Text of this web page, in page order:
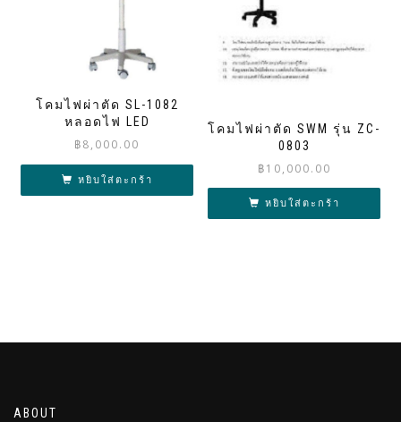
โคมไฟผ่าตัด SL-1082
หลอดไฟ LED
฿8,000.00
หยิบใส่ตะกร้า
โคมไฟผ่าตัด SWM รุ่น ZC-
0803
฿10,000.00
หยิบใส่ตะกร้า
ABOUT